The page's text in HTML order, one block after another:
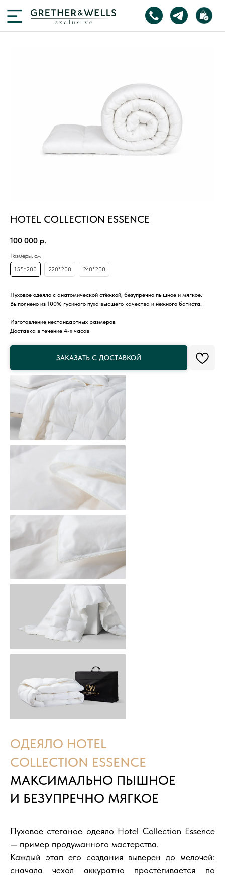
HOTEL COLLECTION ESSENCE
100 000 р.
Размеры, см
155*200
220*200 240*200
Пуховое одеяло с анатомической стёжкой, безупречно пышное и мягкое.
Выполнено из 100% гусиного пуха высшего качества и нежного батиста.
Изготовление нестандартных размеров
Доставка в течение 4-х часов
ЗАКАЗАТЬ С ДОСТАВКОЙ
ОДЕЯЛО HOTEL
COLLECTION ESSENCE
МАКСИМАЛЬНО ПЫШНОЕ
И БЕЗУПРЕЧНО МЯГКОЕ
Пуховое стеганое одеяло Hotel Collection Essence
— пример продуманного мастерства.
Каждый этап его создания выверен до мелочей:
сначала чехол аккуратно простёгивается по